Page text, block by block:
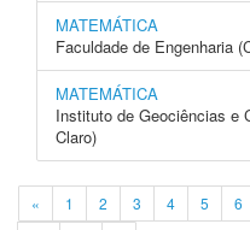
MATEMÁTICA
Faculdade de Engenharia
MATEMÁTICA
Instituto de Geociências e
Claro)
« 1 2 3 4 5 6